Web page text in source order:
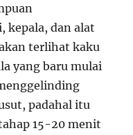
kepala, dan alat
terlihat kaku
yang baru mulai
padahal itu
15-20 menit